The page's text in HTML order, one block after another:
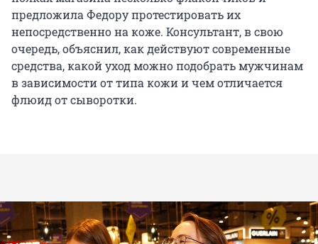
предложила Федору протестировать их
непосредственно на коже. Консультант, в свою
очередь, объяснил, как действуют современные
средства, какой уход можно подобрать мужчинам
в зависимости от типа кожи и чем отличается
флюид от сыворотки.